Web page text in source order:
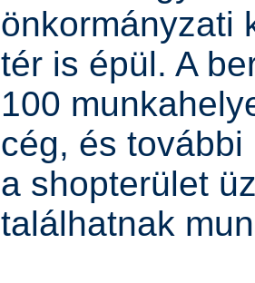
önkormányzati
tér is épül. A
100
cég, és további
a shopterület
találhatnak